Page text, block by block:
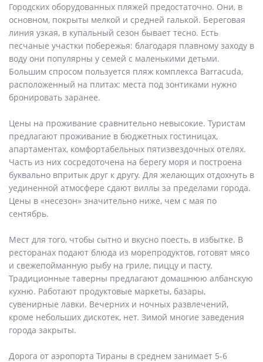
Городских оборудованных пляжей предостаточно. Они, в
основном, покрыты мелкой и средней галькой. Береговая
линия узкая, в купальный сезон бывает тесно. Есть
песчаные участки побережья: благодаря плавному заходу в
воду они популярны у семей с маленькими детьми.
Большим спросом пользуется пляж комплекса Barracuda,
расположенный на плитах: места под зонтиками нужно
бронировать заранее.
Цены на проживание сравнительно невысокие. Туристам
предлагают проживание в бюджетных гостиницах,
апартаментах, комфортабельных пятизвездочных отелях.
Часть из них сосредоточена на берегу моря и построена
буквально впритык друг к другу. Для желающих отдохнуть в
уединенной атмосфере сдают виллы за пределами города.
Цены в «несезон» значительно ниже, чем с мая по
сентябрь.
Мест для того, чтобы сытно и вкусно поесть, в избытке. В
ресторанах подают блюда из морепродуктов, готовят мясо
и свежепойманную рыбу на гриле, пиццу и пасту.
Традиционные таверны предлагают домашнюю албанскую
кухню. Работают продуктовые маркеты, базары,
сувенирные лавки. Вечерних и ночных развлечений,
кроме небольших дискотек, нет. Зимой многие заведения
города закрыты.
Дорога от аэропорта Тираны в среднем занимает 5-6